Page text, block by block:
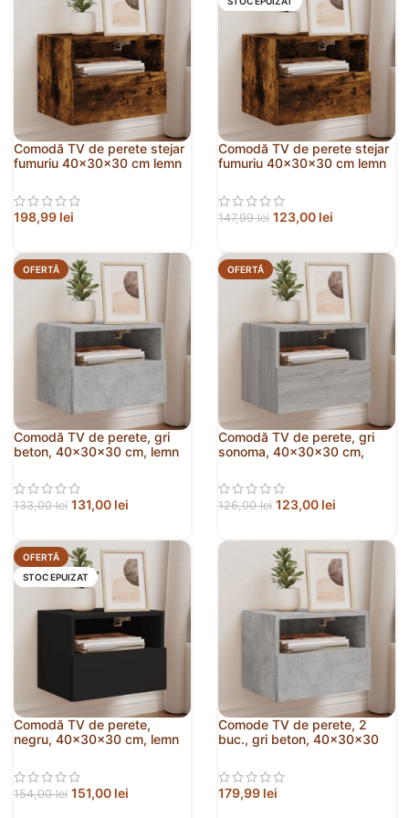
Comodă TV de perete stejar
fumuriu 40x30x30 cm lemn
198,99 lei
Comodă TV de perete stejar
fumuriu 40x30x30 cm lemn
147,99lei 123,00 lei
OFERTĂ
Comodă TV de perete, gri
beton, 40x30x30 cm, lemn
133,00lei 131,00 lei
OFERTĂ
Comodă TV de perete, gri
sonoma, 40x30x30 cm,
126,00lei 123,00 lei
OFERTĂ
STOC EPUIZAT
Comodă TV de perete,
negru, 40x30x30 cm, lemn
154,00lei 151,00 lei
Comode TV de perete, 2
buc., gri beton, 40x30x30
179,99 lei